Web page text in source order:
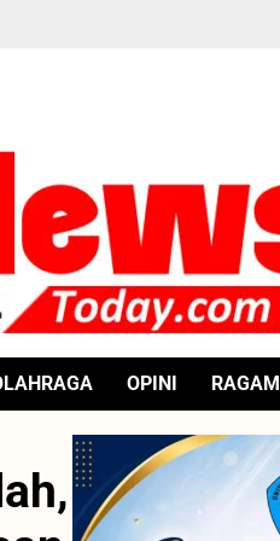
OPINI RAGAM